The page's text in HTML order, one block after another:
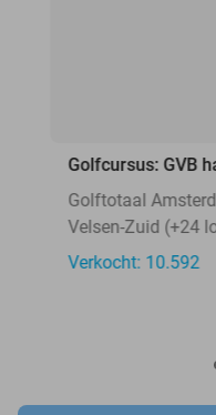
Golfcursus: GVB
Golftotaal
Velsen-Zuid (+24
Verkocht: 10.592